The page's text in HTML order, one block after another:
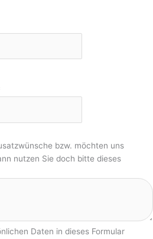
bzw. möchten uns
nutzen Sie doch bitte dieses
Daten in dieses Formular